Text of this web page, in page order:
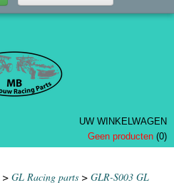
UW WINKELWAGEN
Geen producten (0)
> GL Racing parts > GLR-S003 GL